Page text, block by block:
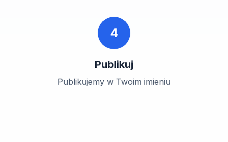
4
Publikuj
Publikujemy w Twoim imieniu